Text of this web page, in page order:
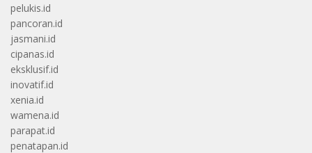
pelukis.id
pancoran.id
jasmani.id
cipanas.id
eksklusif.id
inovatif.id
xenia.id
wamena.id
parapat.id
penatapan.id